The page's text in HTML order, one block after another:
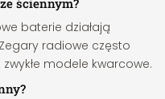
ściennym?
baterie działają
radiowe często
modele kwarcowe.